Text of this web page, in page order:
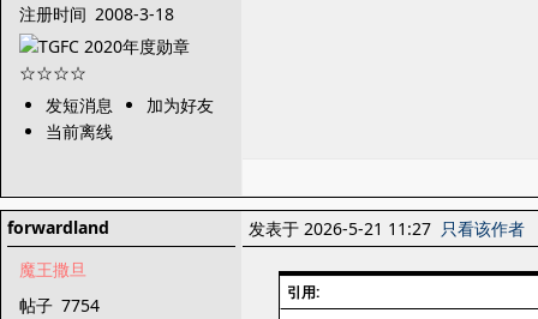
注册时间 2008-3-18
发短消息
加为好友
当前离线
forwardland
魔王撒旦
帖子 7754
发表于 2026-5-21 11:27 只看该作者
引用: